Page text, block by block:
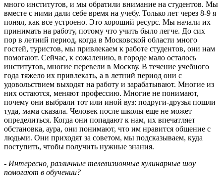
много институтов, и мы обратили внимание на студентов. Мы
вместе с ними дали себе время на учебу. Только лет через 8-9 я
понял, как все устроено. Это хороший ресурс. Мы начали их
принимать на работу, потому что учить было легче. До сих
пор в летний период, когда в Московской области много
гостей, туристов, мы привлекаем к работе студентов, они нам
помогают. Сейчас, к сожалению, в городе мало осталось
институтов, многие перевели в Москву. В течение учебного
года тяжело их привлекать, а в летний период они с
удовольствием выходят на работу и зарабатывают. Многие из
них остаются, меняют профессию. Многие не понимают,
почему они выбрали тот или иной вуз: подруги-друзья пошли
туда, мама сказала. Человек после школы еще не может
определиться. Когда они попадают к нам, их впечатляет
обстановка, аура, они понимают, что им нравится общение с
людьми. Они приходят за советом, мы подсказываем, куда
поступить, чтобы получить нужные знания.
- Интересно, различные телевизионные кулинарные шоу
помогают в обучении?